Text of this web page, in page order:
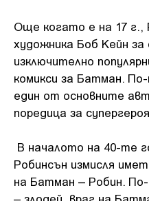
Още когато е на 17 г.,
художника Боб Кейн за
изключително
комикси за Батман.
един от основните
поредица за супергероя.
В началото на 40-те
Робинсън измисля
на Батман – Робин.
– злодей, враг на